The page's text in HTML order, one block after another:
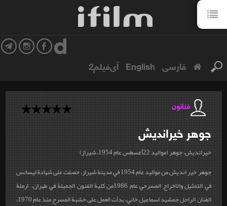
فارسی English آی‌فیلم2
فنانون
جوهرخيرانديش
خيرانديش، جوهر (مواليد 22أغسطس عام 1954، شيراز)
جوهر خير انديش من مواليد عام 1954 في مدينة شيراز، حصلت على شهادة ليسانس
في التمثيل والاخراج المسرحي عام 1986من كلية الفنون الجميلة في طهران، ارملة
الفنان الراحل جمشيد اسماعيل خاني، بدأت العمل على خشبة المسرح منذ عام 1970،